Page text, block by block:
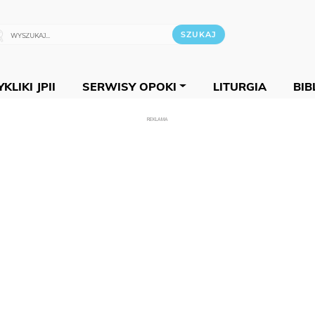
JPII SERWISY OPOKI LITURGIA
REKLAMA